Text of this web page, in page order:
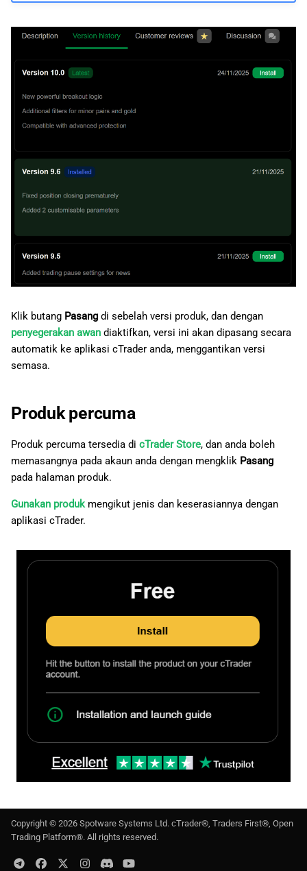
Klik butang Pasang di sebelah versi produk, dan dengan
penyegerakan awan diaktifkan, versi ini akan dipasang secara
automatik ke aplikasi cTrader anda, menggantikan versi
semasa.
Produk percuma
Produk percuma tersedia di cTrader Store, dan anda boleh
memasangnya pada akaun anda dengan mengklik Pasang
pada halaman produk.
Gunakan produkmengikut jenis dan keserasiannya dengan
aplikasi cTrader.
Copyright © 2026 Spotware Systems Ltd. cTrader®, Traders First®, Open
Trading Platform®. All rights reserved.